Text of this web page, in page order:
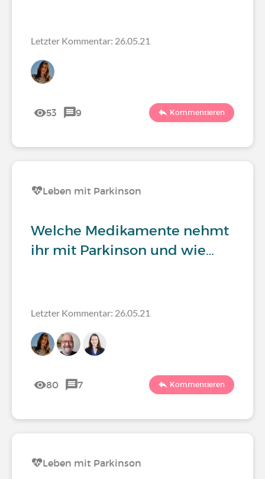
Letzter Kommentar: 26.05.21
53 9 Kommentieren
Leben mit Parkinson
Welche Medikamente nehmt
ihr mit Parkinson und wie…
Letzter Kommentar: 26.05.21
80 7 Kommentieren
Leben mit Parkinson